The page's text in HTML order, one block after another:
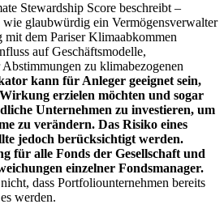
Stewardship Score beschreibt –
glaubwürdig ein Vermögensverwalter
dem Pariser Klimaabkommen
auf Geschäftsmodelle,
zu klimabezogenen
kann für Anleger geeignet sein,
erzielen möchten und sogar
Unternehmen zu investieren, um
zu verändern. Das Risiko eines
jedoch berücksichtigt werden.
für alle Fonds der Gesellschaft und
einzelner Fondsmanager.
dass Portfoliounternehmen bereits
werden.